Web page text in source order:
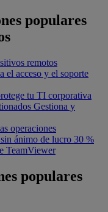
populares
remotos
el acceso y el soporte
tu TI corporativa
Gestiona y
operaciones
ánimo de lucro 30 %
TeamViewer
populares